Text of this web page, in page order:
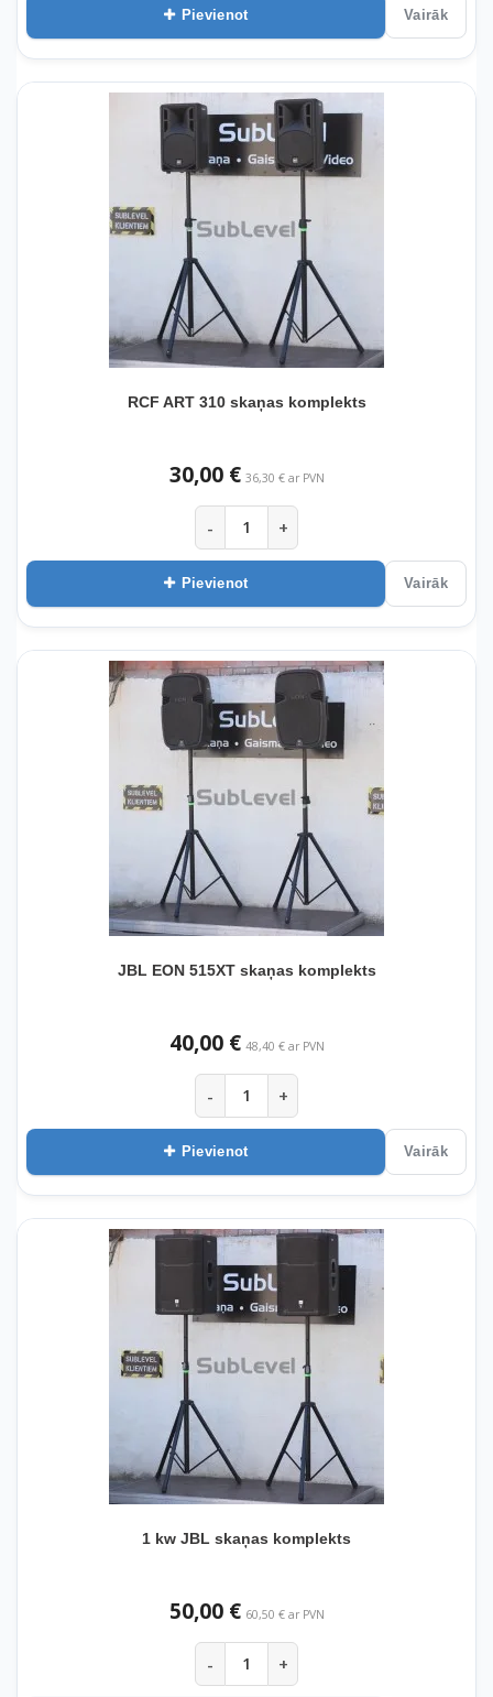
Pievienot Vairāk
RCF ART 310 skaņas komplekts
30,00 € 36,30 € ar PVN
- +
Pievienot Vairāk
JBL EON 515XT skaņas komplekts
40,00 € 48,40 € ar PVN
- +
Pievienot Vairāk
1 kw JBL skaņas komplekts
50,00 € 60,50 € ar PVN
- +